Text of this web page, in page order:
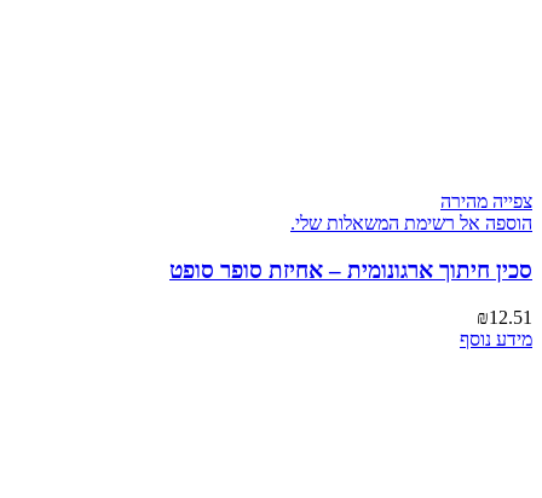
צפייה מהירה
הוספה אל רשימת המשאלות שלי.
סכין חיתוך ארגונומית – אחיזת סופר סופט
₪12.51
מידע נוסף